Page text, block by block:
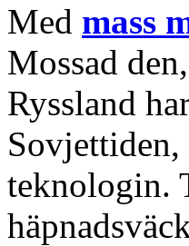
Med mass
Mossad
Ryssland
teknologin.